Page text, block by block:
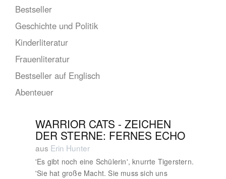
Bestseller
Geschichte und Politik
Kinderliteratur
Frauenliteratur
Bestseller auf Englisch
Abenteuer
WARRIOR CATS - ZEICHEN
DER STERNE: FERNES ECHO
aus Erin Hunter
'Es gibt noch eine Schülerin', knurrte Tigerstern.
'Sie hat große Macht. Sie muss sich uns